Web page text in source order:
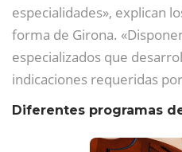
especialidades», explican
forma de Girona.
especializados que
indicaciones requeridas
Diferentes programas